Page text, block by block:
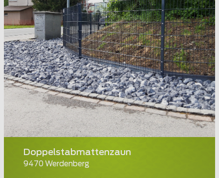
Doppelstabmattenzaun
9470 Werdenberg